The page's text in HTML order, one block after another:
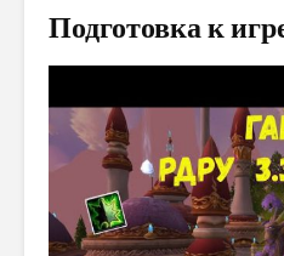
Подготовка к